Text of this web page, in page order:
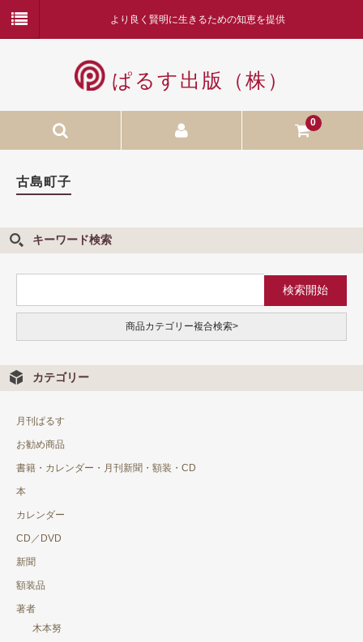
より良く賢明に生きるための知恵を提供
ぱるす出版（株）
0
本
カレンダー
木本努
田中 真澄
帯津 良一
塩原経央
白崎 映美
天花寺さやか（てんげいじさやか）
古島町子
キーワード検索
商品カテゴリー複合検索>
カテゴリー
月刊ぱるす
お勧め商品
書籍・カレンダー・月刊新聞・額装・CD
本
カレンダー
CD／DVD
新聞
額装品
著者
木本努